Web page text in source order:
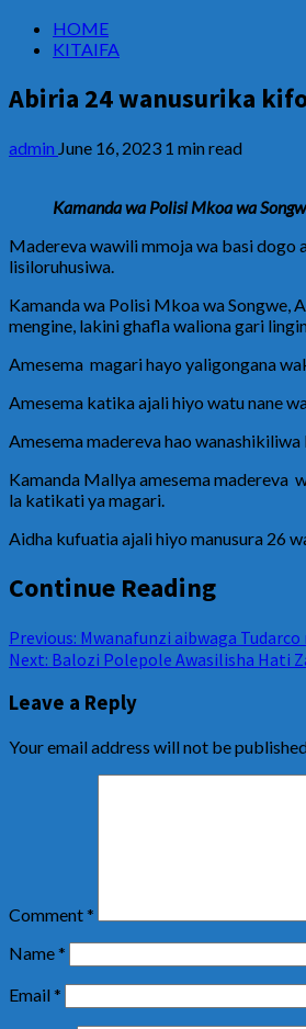
HOME
KITAIFA
Abiria 24 wanusurika
admin June 16, 2023 1 min read
Kamanda wa Polisi Mkoa wa
Madereva wawili mmoja wa basi dogo
lisiloruhusiwa.
Kamanda wa Polisi Mkoa wa Songwe,
mengine, lakini ghafla waliona gari
Amesema magari hayo yaligongana
Amesema katika ajali hiyo watu nane
Amesema madereva hao
Kamanda Mallya amesema madereva
la katikati ya magari.
Aidha kufuatia ajali hiyo manusura 26
Continue Reading
Previous: Mwanafunzi aibwaga
Next: Balozi Polepole Awasilisha Hati
Leave a Reply
Your email address will not be
Comment*
Name*
Email*